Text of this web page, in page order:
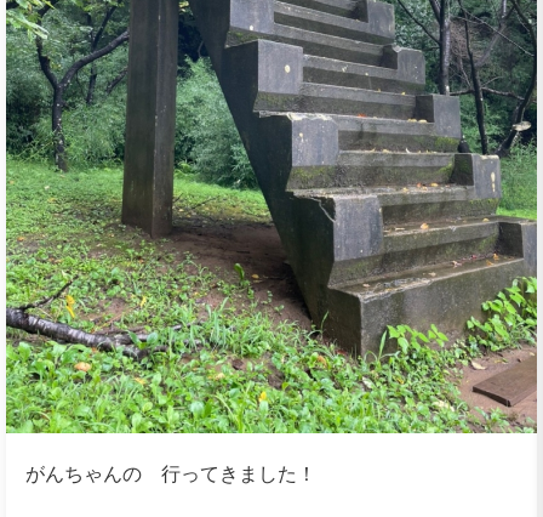
がんちゃんの 行ってきました！